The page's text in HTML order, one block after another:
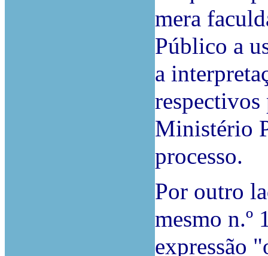
mera
Público a
a
respectivos
Ministério
processo.
Por outro
mesmo n.º
expressão